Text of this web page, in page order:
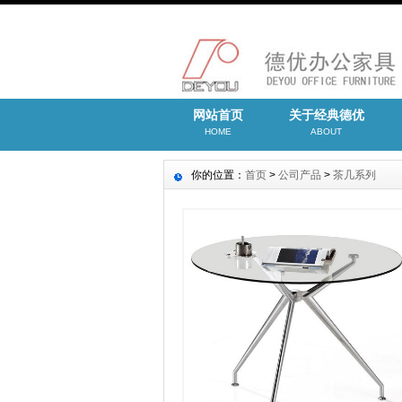
网站首页
HOME
关于经典德优
ABOUT
你的位置： 首页 > 公司产品 > 茶几系列